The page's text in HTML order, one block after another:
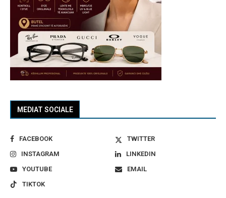
MEDIAT SOCIALE
FACEBOOK
TWITTER
INSTAGRAM
LINKEDIN
YOUTUBE
EMAIL
TIKTOK